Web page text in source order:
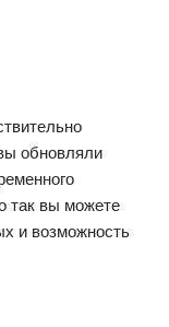
обновляли
так вы можете
и возможность